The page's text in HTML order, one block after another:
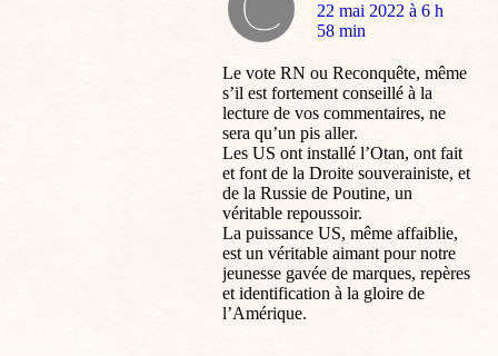
dit
:
22 mai 2022 à 6 h
58 min
Le vote RN ou Reconquête, même
s’il est fortement conseillé à la
lecture de vos commentaires, ne
sera qu’un pis aller.
Les US ont installé l’Otan, ont fait
et font de la Droite souverainiste, et
de la Russie de Poutine, un
véritable repoussoir.
La puissance US, même affaiblie,
est un véritable aimant pour notre
jeunesse gavée de marques, repères
et identification à la gloire de
l’Amérique.